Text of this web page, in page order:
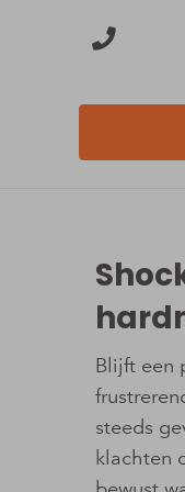
Blijft een
steeds
klachten